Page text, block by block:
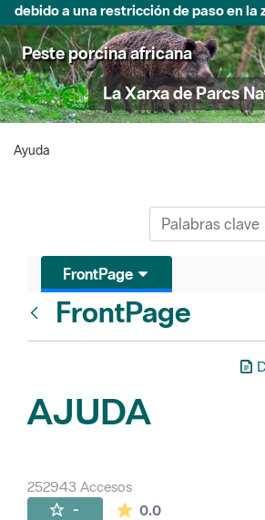
debido a una restricción de paso en la
Peste porcina africana
La Xarxa de Parcs
Ayuda
FrontPage
FrontPage
AJUDA
252943 Accesos
- 0.0La valoración